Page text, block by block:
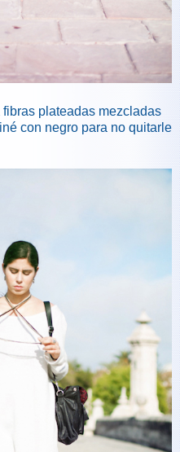
plateadas mezcladas
con negro para no quitarle